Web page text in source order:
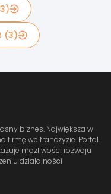
(3)
biznes. Największa w
firmę we franczyzie. Portal
możliwości rozwoju
działalności